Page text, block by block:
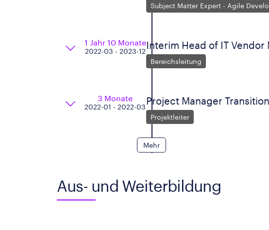
Subject Matter Expert - Agile
1 Jahr 10 Monate
2022-03 - 2023-12
Interim Head of IT Vendor
Bereichsleitung
3 Monate
2022-01 - 2022-03
Project Manager
Projektleiter
Mehr
Aus- und Weiterbildung